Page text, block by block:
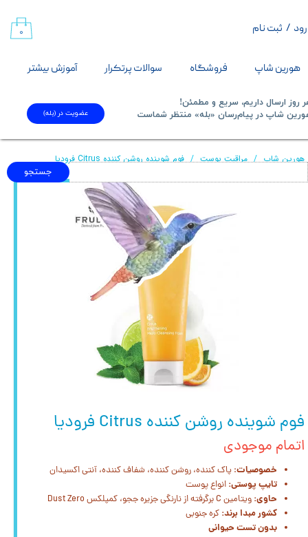
هورین شاپ فروشگاه سوالات پرتکرار آموزش بیشتر
/ ثبت نام
حساب کاربری من
تغییر گذر واژه
خروج از حساب کاربری
۰
جستجو
روز ارسال داریم، سریع و مطمئن!
شاپ در پیام‌رسان «بله» منتظر شماست​​​​​​​
عضویت در (بله)
هورین شاپ مراقبت پوست فوم شوینده روشن کننده Citrus فرودیا
فوم شوینده روشن کننده Citrus فرودیا
اتمام موجودی
خصوصیات: پاک کننده، روشن کننده، شفاف کننده، آنتی اکسیدان
تایپ پوستی: انواع پوست
حاوی: ویتامین C برگرفته از نارنگی جزیره ججو، کمپلکس Dust Zero
کشور مبدا برند: کره جنوبی
بدون تست حیوانی